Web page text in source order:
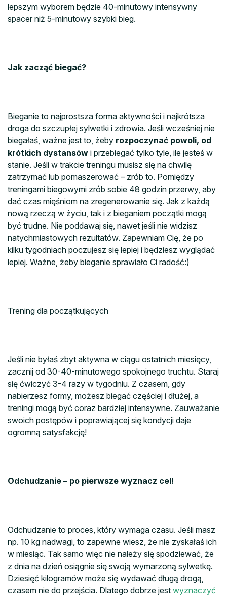
lepszym wyborem będzie 40-minutowy intensywny
spacer niż 5-minutowy szybki bieg.
Jak zacząć biegać?
Bieganie to najprostsza forma aktywności i najkrótsza
droga do szczupłej sylwetki i zdrowia. Jeśli wcześniej nie
biegałaś, ważne jest to, żeby rozpoczynać powoli, od
krótkich dystansów i przebiegać tylko tyle, ile jesteś w
stanie. Jeśli w trakcie treningu musisz się na chwilę
zatrzymać lub pomaszerować – zrób to. Pomiędzy
treningami biegowymi zrób sobie 48 godzin przerwy, aby
dać czas mięśniom na zregenerowanie się. Jak z każdą
nową rzeczą w życiu, tak i z bieganiem początki mogą
być trudne. Nie poddawaj się, nawet jeśli nie widzisz
natychmiastowych rezultatów. Zapewniam Cię, że po
kilku tygodniach poczujesz się lepiej i będziesz wyglądać
lepiej. Ważne, żeby bieganie sprawiało Ci radość:)
Trening dla początkujących
Jeśli nie byłaś zbyt aktywna w ciągu ostatnich miesięcy,
zacznij od 30-40-minutowego spokojnego truchtu. Staraj
się ćwiczyć 3-4 razy w tygodniu. Z czasem, gdy
nabierzesz formy, możesz biegać częściej i dłużej, a
treningi mogą być coraz bardziej intensywne. Zauważanie
swoich postępów i poprawiającej się kondycji daje
ogromną satysfakcję!
Odchudzanie – po pierwsze wyznacz cel!
Odchudzanie to proces, który wymaga czasu. Jeśli masz
np. 10 kg nadwagi, to zapewne wiesz, że nie zyskałaś ich
w miesiąc. Tak samo więc nie należy się spodziewać, że
z dnia na dzień osiągnie się swoją wymarzoną sylwetkę.
Dziesięć kilogramów może się wydawać długą drogą,
czasem nie do przejścia. Dlatego dobrze jest wyznaczyć